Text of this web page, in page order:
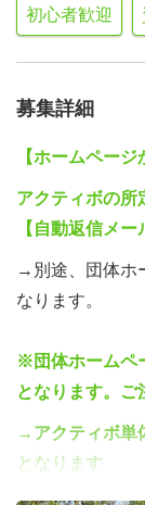
初心者歓迎
募集詳細
【ホームペー
アクティボの所
【自動返信メー
→別途、団体ホ
なります。
※団体ホームペ
となります。ご
→アクティボ単
となります